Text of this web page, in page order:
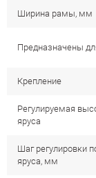
Ширина рамы, мм
Предназначены
Крепление
Регулируемая
яруса
Шаг регулировки
яруса, мм